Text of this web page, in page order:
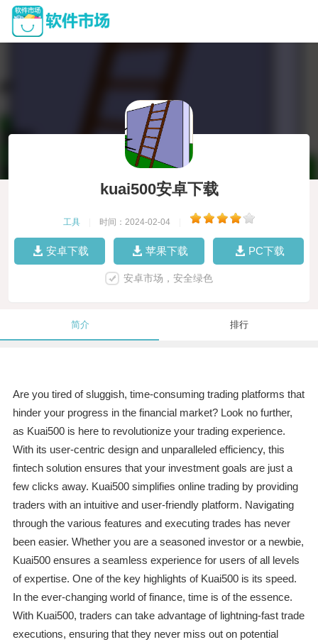
kuai500安卓下载
工具 时间：2024-02-04
安卓下载 苹果下载 PC下载
安卓市场，安全绿色
简介 排行
Are you tired of sluggish, time-consuming trading platforms that
hinder your progress in the financial market? Look no further,
as Kuai500 is here to revolutionize your trading experience.
With its user-centric design and unparalleled efficiency, this
fintech solution ensures that your investment goals are just a
few clicks away. Kuai500 simplifies online trading by providing
traders with an intuitive and user-friendly platform. Navigating
through the various features and executing trades has never
been easier. Whether you are a seasoned investor or a newbie,
Kuai500 ensures a seamless experience for users of all levels
of expertise. One of the key highlights of Kuai500 is its speed.
In the ever-changing world of finance, time is of the essence.
With Kuai500, traders can take advantage of lightning-fast trade
executions, ensuring that they never miss out on potential